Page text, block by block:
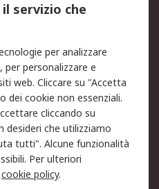
Informativa Privacy -
Aggiornata
Termini d'uso
Condizioni generali di
servizio
servizio che
per analizzare
personalizzare e
web. Cliccare su "Accetta
dei cookie non essenziali.
cliccando su
desideri che utilizziamo
tutti". Alcune funzionalità
Per ulteriori
cookie policy.